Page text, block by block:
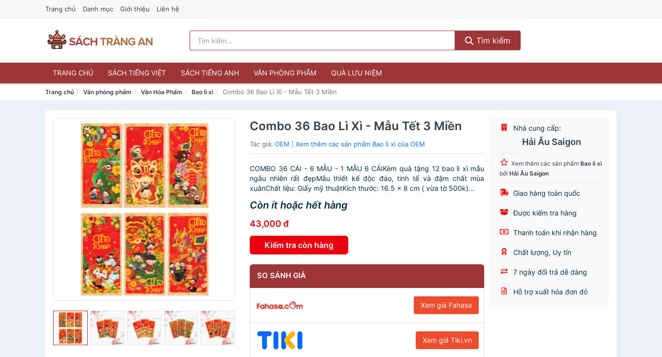
Trang chủ Danh mục Giới thiệu Liên hệ
Tìm kiếm
TRANG CHỦ SÁCH TIẾNG VIỆT SÁCH TIẾNG ANH VĂN PHÒNG PHẨM QUÀ LƯU NIỆM
Trang chủ Văn phòng phẩm Văn Hóa Phẩm Bao lì xì Combo 36 Bao Lì Xì - Mẫu Tết 3 Miền
Combo 36 Bao Lì Xì - Mẫu Tết 3 Miền
Tác giả:OEM |Xem thêm các sản phẩm Bao lì xì của OEM
COMBO 36 CÁI - 6 MẪU - 1 MẪU 6 CÁIKèm quà tặng 12 bao lì xì mẫu
ngẫu nhiên rất đẹpMẫu thiết kế độc đáo, tinh tế và đậm chất mùa
xuânChất liệu: Giấy mỹ thuậtKích thước: 16.5 x 8 cm ( vừa tờ 500k)...
Còn ít hoặc hết hàng
43,000 đ
Kiểm tra còn hàng
SO SÁNH GIÁ
Xem giá Fahasa
Xem giá Tiki.vn
Nhà cung cấp:
Hải Âu Saigon
Xem thêm các sản phẩmBao lì xì
bởiHải Âu Saigon
Giao hàng toàn quốc
Được kiểm tra hàng
Thanh toán khi nhận hàng
Chất lượng, Uy tín
7 ngày đổi trả dễ dàng
Hỗ trợ xuất hóa đơn đỏ